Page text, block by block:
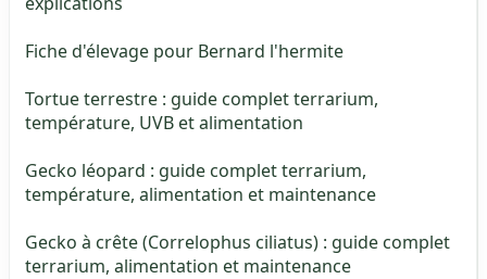
Fiche d'élevage pour Bernard l'hermite
Tortue terrestre : guide complet terrarium,
température, UVB et alimentation
Gecko léopard : guide complet terrarium,
température, alimentation et maintenance
Gecko à crête (Correlophus ciliatus) : guide complet
terrarium, alimentation et maintenance